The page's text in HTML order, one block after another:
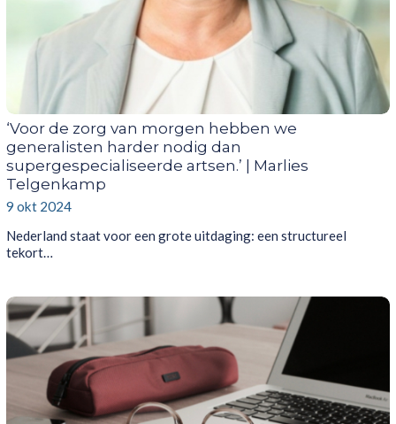
‘Voor de zorg van morgen hebben we
generalisten harder nodig dan
supergespecialiseerde artsen.’ | Marlies
Telgenkamp
9 okt 2024
Nederland staat voor een grote uitdaging: een structureel
tekort…